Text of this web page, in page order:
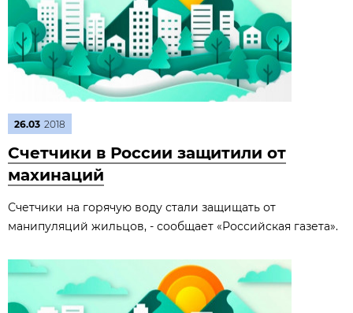
26.03 2018
Счетчики в России защитили от
махинаций
Счетчики на горячую воду стали защищать от
манипуляций жильцов, - сообщает «Российская газета».